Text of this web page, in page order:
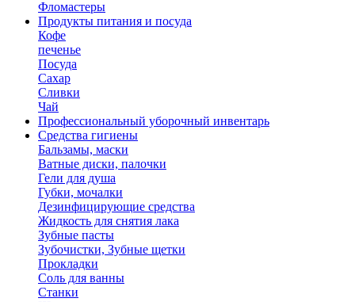
Фломастеры
Продукты питания и посуда
Кофе
печенье
Посуда
Сахар
Сливки
Чай
Профессиональный уборочный инвентарь
Средства гигиены
Бальзамы, маски
Ватные диски, палочки
Гели для душа
Губки, мочалки
Дезинфицирующие средства
Жидкость для снятия лака
Зубные пасты
Зубочистки, Зубные щетки
Прокладки
Соль для ванны
Станки